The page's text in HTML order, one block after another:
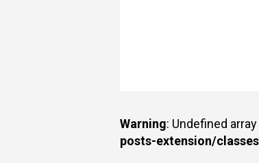
Warning: Undefined
posts-extension/